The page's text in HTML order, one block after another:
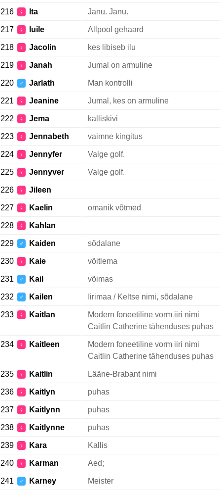
216 ♀ Ita Janu. Janu.
217 ♀ Iuile Allpool gehaard
218 ♀ Jacolin kes libiseb ilu
219 ♀ Janah Jumal on armuline
220 ♂ Jarlath Man kontrolli
221 ♀ Jeanine Jumal, kes on armuline
222 ♀ Jema kalliskivi
223 ♀ Jennabeth vaimne kingitus
224 ♀ Jennyfer Valge golf.
225 ♀ Jennyver Valge golf.
226 ♀ Jileen
227 ♀ Kaelin omanik võtmed
228 ♀ Kahlan
229 ♂ Kaiden sõdalane
230 ♀ Kaie võitlema
231 ♂ Kail võimas
232 ♂ Kailen Iirimaa / Keltse nimi, sõdalane
233 ♀ Kaitlan
Modern foneetiline vorm iiri nimi
Caitlin Catherine tähenduses puhas
234 ♀ Kaitleen
Modern foneetiline vorm iiri nimi
Caitlin Catherine tähenduses puhas
235 ♀ Kaitlin Lääne-Brabant nimi
236 ♀ Kaitlyn puhas
237 ♀ Kaitlynn puhas
238 ♀ Kaitlynne puhas
239 ♀ Kara Kallis
240 ♀ Karman Aed;
241 ♂ Karney Meister